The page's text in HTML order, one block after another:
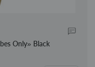
Only» Black